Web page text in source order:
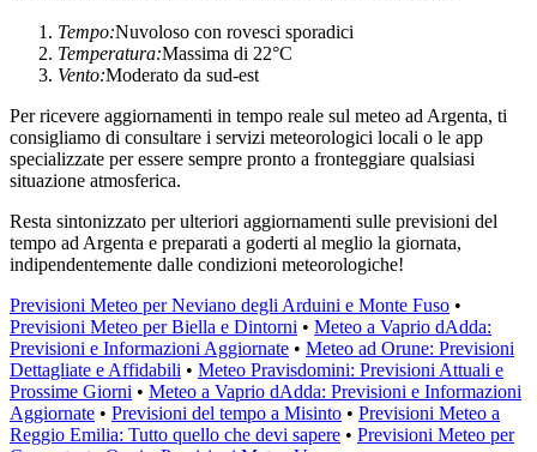
Tempo:Nuvoloso con rovesci sporadici
Temperatura:Massima di 22°C
Vento:Moderato da sud-est
Per ricevere aggiornamenti in tempo reale sul meteo ad Argenta, ti
consigliamo di consultare i servizi meteorologici locali o le app
specializzate per essere sempre pronto a fronteggiare qualsiasi
situazione atmosferica.
Resta sintonizzato per ulteriori aggiornamenti sulle previsioni del
tempo ad Argenta e preparati a goderti al meglio la giornata,
indipendentemente dalle condizioni meteorologiche!
Previsioni Meteo per Neviano degli Arduini e Monte Fuso •
Previsioni Meteo per Biella e Dintorni • Meteo a Vaprio dAdda:
Previsioni e Informazioni Aggiornate • Meteo ad Orune: Previsioni
Dettagliate e Affidabili • Meteo Pravisdomini: Previsioni Attuali e
Prossime Giorni • Meteo a Vaprio dAdda: Previsioni e Informazioni
Aggiornate • Previsioni del tempo a Misinto • Previsioni Meteo a
Reggio Emilia: Tutto quello che devi sapere • Previsioni Meteo per